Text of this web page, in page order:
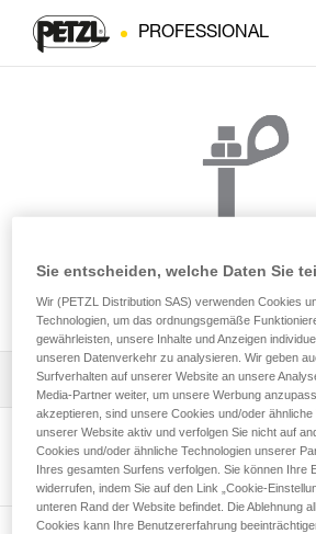
PROFESSIONAL
BOLT STAINLESS
Die Gebrauchsanleitung
Technical Notice
Produktseite ansehen
Sie entscheiden, welche Daten Sie
Wir (PETZL Distribution SAS) verwenden Cookies
Technologien, um das ordnungsgemäße
gewährleisten, unsere Inhalte und Anzeigen
unseren Datenverkehr zu analysieren. Wir geben
Surfverhalten auf unserer Website an unsere
Media-Partner weiter, um unsere Werbung
akzeptieren, sind unsere Cookies und/oder ähnliche
unserer Website aktiv und verfolgen Sie nicht auf
Cookies und/oder ähnliche Technologien unserer
Ihres gesamten Surfens verfolgen. Sie können Ihre
widerrufen, indem Sie auf den Link „Cookie-
unteren Rand der Website befindet. Die Ablehnung
Cookies kann Ihre Benutzererfahrung